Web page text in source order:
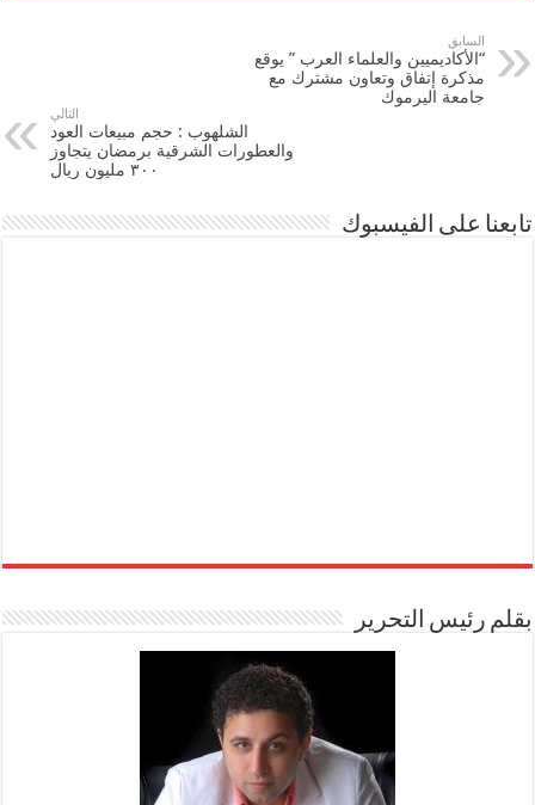
السابق
“الأكاديميين والعلماء العرب ” يوقع
مذكرة إتفاق وتعاون مشترك مع
جامعة اليرموك
التالي
الشلهوب : حجم مبيعات العود
والعطورات الشرقية برمضان يتجاوز
٣٠٠ مليون ريال
تابعنا على الفيسبوك
بقلم رئيس التحرير